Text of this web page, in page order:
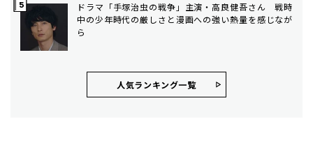
ドラマ「手塚治虫の戦争」主演・高良健吾さん 戦時
中の少年時代の厳しさと漫画への強い熱量を感じなが
ら
人気ランキング⼀覧